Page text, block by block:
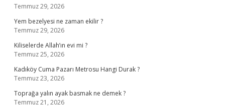
Temmuz 29, 2026
Yem bezelyesi ne zaman ekilir ?
Temmuz 29, 2026
Kiliselerde Allah’ın evi mi ?
Temmuz 25, 2026
Kadıköy Cuma Pazarı Metrosu Hangi Durak ?
Temmuz 23, 2026
Toprağa yalın ayak basmak ne demek ?
Temmuz 21, 2026